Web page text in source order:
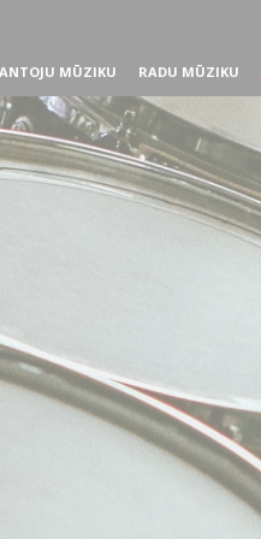
MŪZIKU RADU MŪZIKU